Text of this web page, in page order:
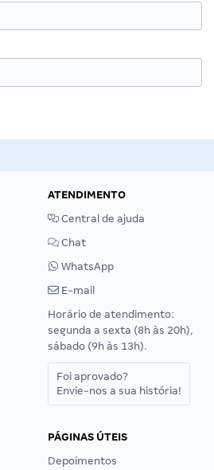
ATENDIMENTO
Central de ajuda
Chat
WhatsApp
E-mail
Horário de atendimento:
segunda a sexta (8h às 20h),
sábado (9h às 13h).
Foi aprovado?
Envie-nos a sua história!
PÁGINAS ÚTEIS
Depoimentos